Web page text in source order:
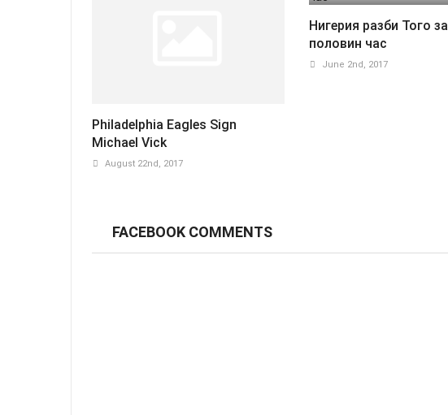
Philadelphia Eagles Sign
Michael Vick
August 22nd, 2017
Нигерия разби Того за
половин час
June 2nd, 2017
FACEBOOK COMMENTS